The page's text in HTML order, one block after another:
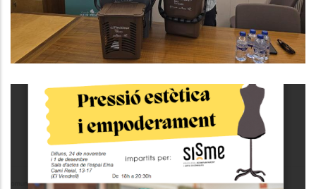
Medi
Taller Participatiu Per Identificar
Pressió Estètica I Empoderament